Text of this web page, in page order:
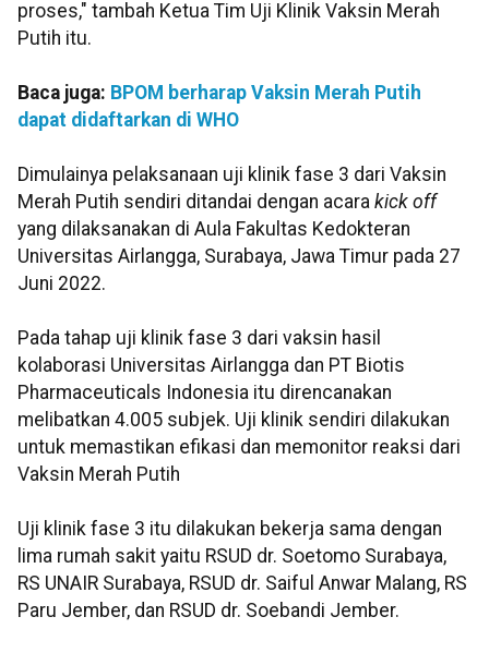
proses," tambah Ketua Tim Uji Klinik Vaksin Merah
Putih itu.
Baca juga: BPOM berharap Vaksin Merah Putih
dapat didaftarkan di WHO
Dimulainya pelaksanaan uji klinik fase 3 dari Vaksin
Merah Putih sendiri ditandai dengan acara kick off
yang dilaksanakan di Aula Fakultas Kedokteran
Universitas Airlangga, Surabaya, Jawa Timur pada 27
Juni 2022.
Pada tahap uji klinik fase 3 dari vaksin hasil
kolaborasi Universitas Airlangga dan PT Biotis
Pharmaceuticals Indonesia itu direncanakan
melibatkan 4.005 subjek. Uji klinik sendiri dilakukan
untuk memastikan efikasi dan memonitor reaksi dari
Vaksin Merah Putih
Uji klinik fase 3 itu dilakukan bekerja sama dengan
lima rumah sakit yaitu RSUD dr. Soetomo Surabaya,
RS UNAIR Surabaya, RSUD dr. Saiful Anwar Malang, RS
Paru Jember, dan RSUD dr. Soebandi Jember.